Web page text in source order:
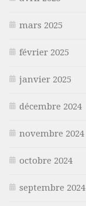
mars 2025
février 2025
janvier 2025
décembre 2024
novembre 2024
octobre 2024
septembre 2024